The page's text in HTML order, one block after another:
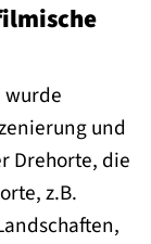
wurde
und
Drehorte, die
z.B.